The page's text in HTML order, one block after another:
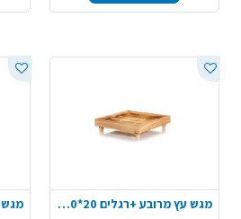
מגש עץ מרובע +רגלים 20*20*4 ס"מ - טבעי